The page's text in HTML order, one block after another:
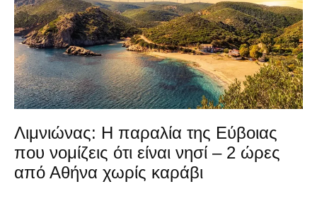
Λιμνιώνας: Η παραλία της Εύβοιας
που νομίζεις ότι είναι νησί – 2 ώρες
από Αθήνα χωρίς καράβι